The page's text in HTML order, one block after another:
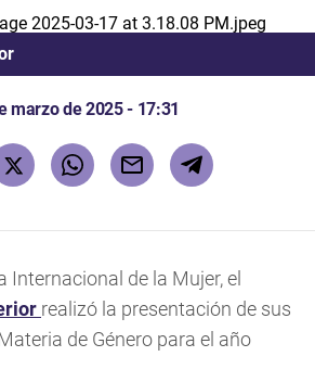
marzo de 2025 - 17:31
Internacional de la Mujer, el
realizó la presentación de sus
de Género para el año